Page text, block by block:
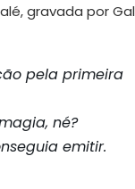
gravada por Gal
pela primeira
né?
emitir.